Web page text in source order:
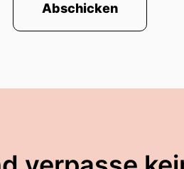
Abschicken